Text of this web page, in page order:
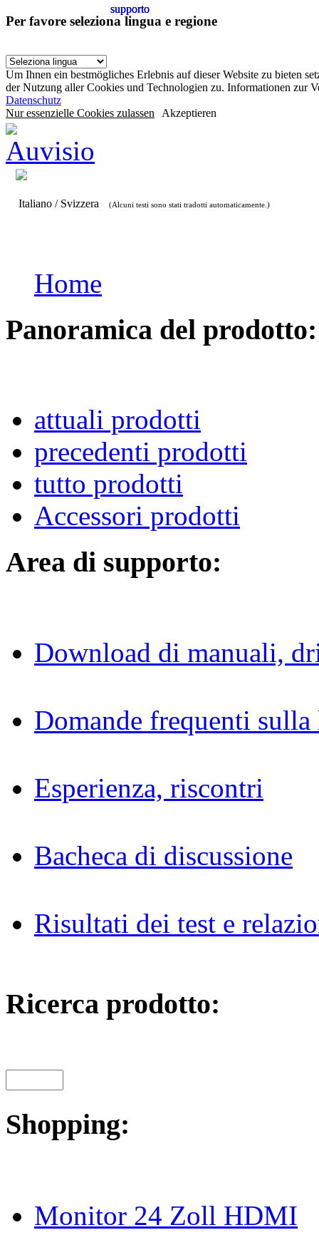
Per favore seleziona lingua e regione
Um Ihnen ein bestmögliches Erlebnis auf dieser Website zu bieten
der Nutzung aller Cookies und Technologien zu. Informationen zur
Datenschutz
Nur essenzielle Cookies zulassen Akzeptieren
Italiano / Svizzera (Alcuni testi sono stati tradotti automaticamente.)
Home
Panoramica del prodotto:
attuali prodotti
precedenti prodotti
tutto prodotti
Accessori prodotti
Area di supporto:
Download di manuali,
Domande frequenti
Esperienza, riscontri
Bacheca di discussione
Risultati dei test e
Ricerca prodotto:
Shopping:
Monitor 24 Zoll HDMI
supporto
supporto
supporto